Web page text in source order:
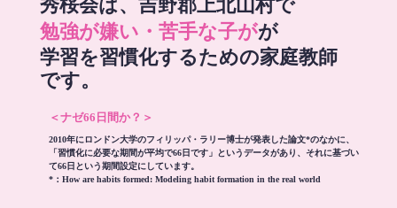
秀桜会は、吉野郡上北山村で
勉強が嫌い・苦手な子がが
学習を習慣化するための家庭教師
です。
＜ナゼ66日間か？＞
2010年にロンドン大学のフィリッパ・ラリー博士が発表した論文*のなかに、
「習慣化に必要な期間が平均で66日です」というデータがあり、それに基づい
て66日という期間設定にしています。
*： How are habits formed: Modeling habit formation in the real world